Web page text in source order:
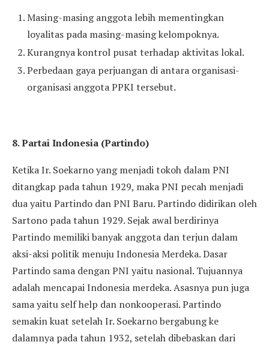
Masing-masing anggota lebih mementingkan
loyalitas pada masing-masing kelompoknya.
Kurangnya kontrol pusat terhadap aktivitas lokal.
Perbedaan gaya perjuangan di antara organisasi-
organisasi anggota PPKI tersebut.
8. Partai Indonesia (Partindo)
Ketika Ir. Soekarno yang menjadi tokoh dalam PNI
ditangkap pada tahun 1929, maka PNI pecah menjadi
dua yaitu Partindo dan PNI Baru. Partindo didirikan oleh
Sartono pada tahun 1929. Sejak awal berdirinya
Partindo memiliki banyak anggota dan terjun dalam
aksi-aksi politik menuju Indonesia Merdeka. Dasar
Partindo sama dengan PNI yaitu nasional. Tujuannya
adalah mencapai Indonesia merdeka. Asasnya pun juga
sama yaitu self help dan nonkooperasi. Partindo
semakin kuat setelah Ir. Soekarno bergabung ke
dalamnya pada tahun 1932, setelah dibebaskan dari